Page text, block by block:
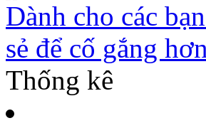
Dành cho các
sẻ để cố gắng
Thống kê